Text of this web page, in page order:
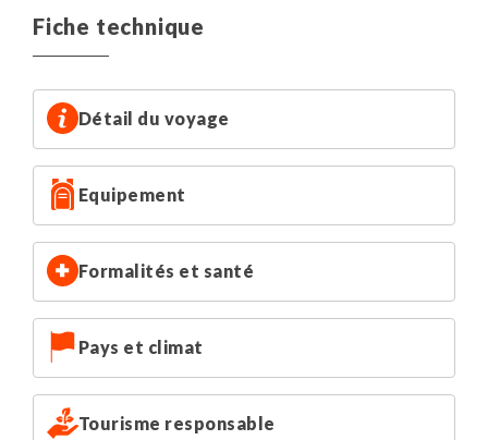
- 1 nuit à La Vue-des-Alpes en hôtel entièrement rénové,
alliant charme traditionnel et confort moderne.
ancienne auberge du XVIIIe siècle.
Fiche technique
Détail du voyage
Equipement
Formalités et santé
Pays et climat
Tourisme responsable